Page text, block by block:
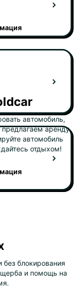
автомобиль,
аренду
автомобиль
отдыхом!
блокирования
и помощь на